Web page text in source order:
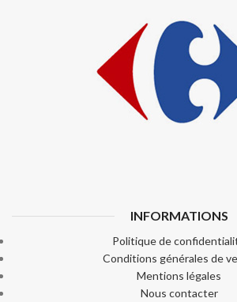
INFORMATIONS
Politique de
Conditions générales de
Mentions légales
Nous contacter